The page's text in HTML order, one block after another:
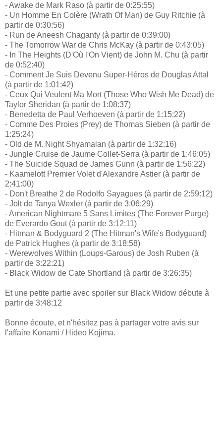
- Awake de Mark Raso (à partir de 0:25:55)
- Un Homme En Colère (Wrath Of Man) de Guy Ritchie (à
partir de 0:30:56)
- Run de Aneesh Chaganty (à partir de 0:39:00)
- The Tomorrow War de Chris McKay (à partir de 0:43:05)
- In The Heights (D'Où l'On Vient) de John M. Chu (à partir
de 0:52:40)
- Comment Je Suis Devenu Super-Héros de Douglas Attal
(à partir de 1:01:42)
- Ceux Qui Veulent Ma Mort (Those Who Wish Me Dead) de
Taylor Sheridan (à partir de 1:08:37)
- Benedetta de Paul Verhoeven (à partir de 1:15:22)
- Comme Des Proies (Prey) de Thomas Sieben (à partir de
1:25:24)
- Old de M. Night Shyamalan (à partir de 1:32:16)
- Jungle Cruise de Jaume Collet-Serra (à partir de 1:46:05)
- The Suicide Squad de James Gunn (à partir de 1:56:22)
- Kaamelott Premier Volet d'Alexandre Astier (à partir de
2:41:00)
- Don't Breathe 2 de Rodolfo Sayagues (à partir de 2:59:12)
- Jolt de Tanya Wexler (à partir de 3:06:29)
- American Nightmare 5 Sans Limites (The Forever Purge)
de Everardo Gout (à partir de 3:12:11)
- Hitman & Bodyguard 2 (The Hitman's Wife's Bodyguard)
de Patrick Hughes (à partir de 3:18:58)
- Werewolves Within (Loups-Garous) de Josh Ruben (à
partir de 3:22:21)
- Black Widow de Cate Shortland (à partir de 3:26:35)
Et une petite partie avec spoiler sur Black Widow débute à
partir de 3:48:12
Bonne écoute, et n'hésitez pas à partager votre avis sur
l'affaire Konami / Hideo Kojima.